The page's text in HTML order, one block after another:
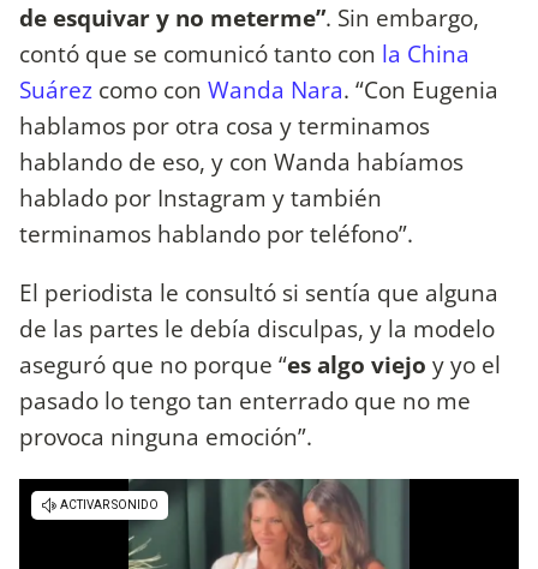
de esquivar y no meterme”. Sin embargo,
contó que se comunicó tanto con la China
Suárez como con Wanda Nara. “Con Eugenia
hablamos por otra cosa y terminamos
hablando de eso, y con Wanda habíamos
hablado por Instagram y también
terminamos hablando por teléfono”.
El periodista le consultó si sentía que alguna
de las partes le debía disculpas, y la modelo
aseguró que no porque “es algo viejo y yo el
pasado lo tengo tan enterrado que no me
provoca ninguna emoción”.